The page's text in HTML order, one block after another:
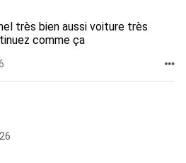
très bien aussi voiture très
comme ça